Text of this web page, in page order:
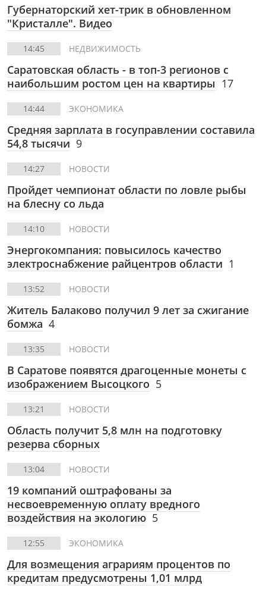
Губернаторский хет-трик в обновленном
"Кристалле". Видео
14:45 НЕДВИЖИМОСТЬ
Саратовская область - в топ-3 регионов с
наибольшим ростом цен на квартиры 17
14:44 ЭКОНОМИКА
Средняя зарплата в госуправлении составила
54,8 тысячи 9
14:27 НОВОСТИ
Пройдет чемпионат области по ловле рыбы
на блесну со льда
14:10 НОВОСТИ
Энергокомпания: повысилось качество
электроснабжение райцентров области 1
13:52 НОВОСТИ
Житель Балаково получил 9 лет за сжигание
бомжа 4
13:35 НОВОСТИ
В Саратове появятся драгоценные монеты с
изображением Высоцкого 5
13:21 НОВОСТИ
Область получит 5,8 млн на подготовку
резерва сборных
13:04 НОВОСТИ
19 компаний оштрафованы за
несвоевременную оплату вредного
воздействия на экологию 5
12:55 ЭКОНОМИКА
Для возмещения аграриям процентов по
кредитам предусмотрены 1,01 млрд